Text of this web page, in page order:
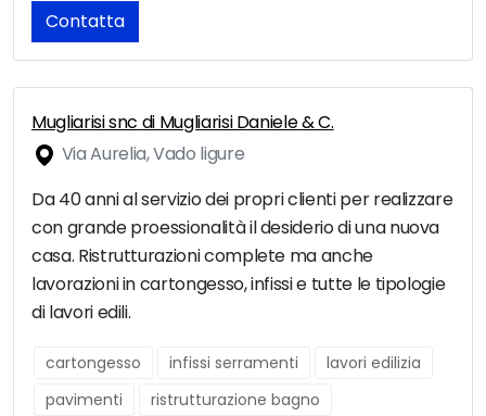
Contatta
Mugliarisi snc di Mugliarisi Daniele & C.
Via Aurelia, Vado ligure
Da 40 anni al servizio dei propri clienti per realizzare
con grande proessionalità il desiderio di una nuova
casa. Ristrutturazioni complete ma anche
lavorazioni in cartongesso, infissi e tutte le tipologie
di lavori edili.
cartongesso infissi serramenti
lavori edilizia
pavimenti
ristrutturazione bagno